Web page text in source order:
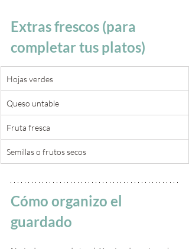
Extras frescos (para
completar tus platos)
Hojas verdes
Queso untable
Fruta fresca
Semillas o frutos secos
Cómo organizo el
guardado